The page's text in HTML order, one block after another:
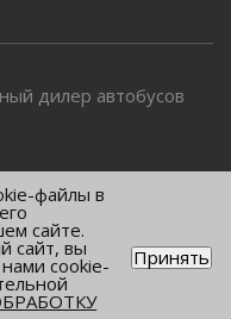
дилер автобусов
представленная на
и не является
о наличии
файлы в
сайте.
сайт, вы
cookie- Принять